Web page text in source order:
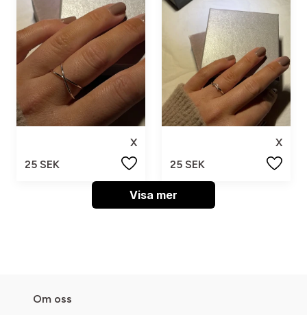
X
25 SEK
X
25 SEK
Visa mer
Om oss